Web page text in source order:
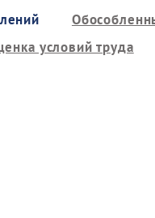
условий труда